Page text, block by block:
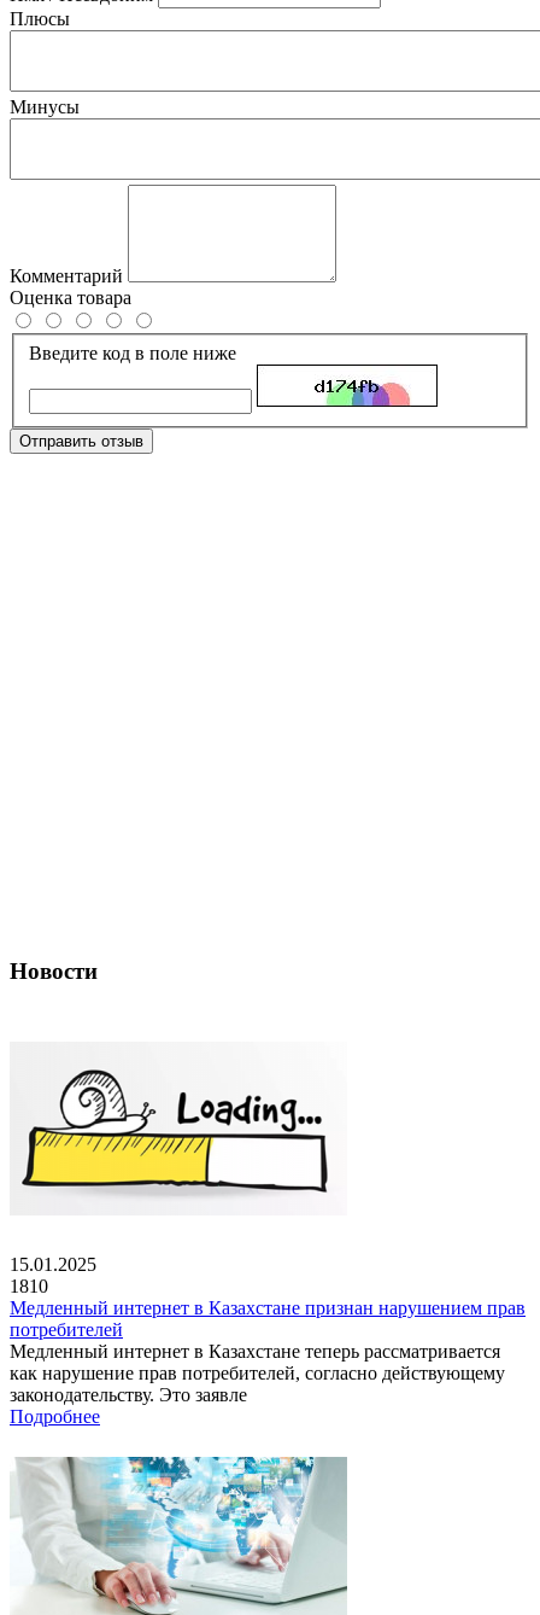
Плюсы
Минусы
Комментарий
Оценка товара
Введите код в поле ниже
Отправить отзыв
Новости
15.01.2025
1810
Медленный интернет в Казахстане признан нарушением прав
потребителей
Медленный интернет в Казахстане теперь рассматривается
как нарушение прав потребителей, согласно действующему
законодательству. Это заявле
Подробнее